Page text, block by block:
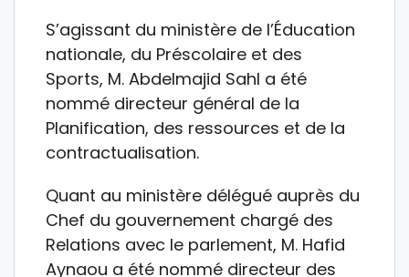
S’agissant du ministère de l’Éducation
nationale, du Préscolaire et des
Sports, M. Abdelmajid Sahl a été
nommé directeur général de la
Planification, des ressources et de la
contractualisation.
Quant au ministère délégué auprès du
Chef du gouvernement chargé des
Relations avec le parlement, M. Hafid
Aynaou a été nommé directeur des